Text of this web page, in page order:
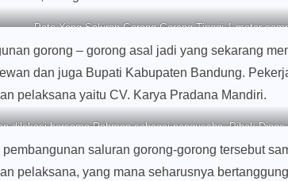
Poto Yang Saluran Gorong-Gorong Tinggi 1 meter
gorong – gorong asal jadi yang sekarang
dan juga Bupati Kabupaten Bandung.
pelaksana yaitu CV. Karya Pradana Mandiri.
dilokasi bersama Rahman sebagai pengusaha, Pihak
Abeng
pembangunan saluran gorong-gorong tersebut
pelaksana, yang mana seharusnya